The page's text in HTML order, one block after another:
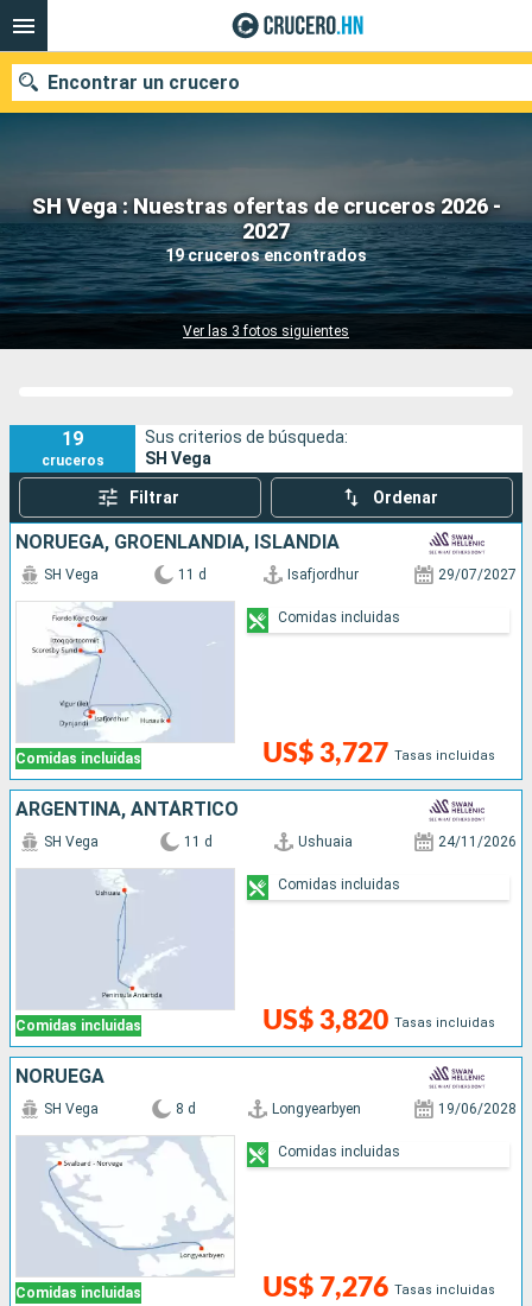
SH Vega : Nuestras ofertas de cruceros 2026 -
2027
19 cruceros encontrados
Ver las 3 fotos siguientes
Encontrar un crucero
Nuestros destinos
Fecha de salida
19
cruceros
Sus criterios de búsqueda:
SH Vega
Filtrar Ordenar
NORUEGA, GROENLANDIA, ISLANDIA
Comidas incluidas
SH Vega 11 d Isafjordhur 29/07/2027
US$ 3,727 Tasas incluidas
Comidas incluidas
ARGENTINA, ANTÁRTICO
Comidas incluidas
SH Vega 11 d Ushuaia 24/11/2026
US$ 3,820 Tasas incluidas
Comidas incluidas
NORUEGA
Comidas incluidas
SH Vega 8 d Longyearbyen 19/06/2028
US$ 7,276 Tasas incluidas
Comidas incluidas